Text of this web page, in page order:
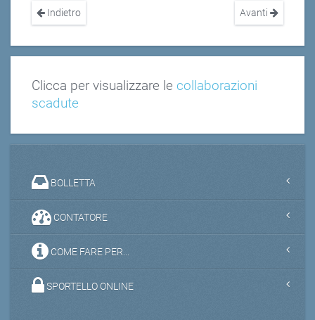
Indietro Avanti
Clicca per visualizzare le collaborazioni
scadute
BOLLETTA
CONTATORE
COME FARE PER...
SPORTELLO ONLINE